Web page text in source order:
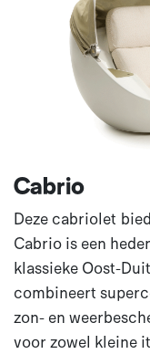
Cabrio
Deze cabriolet
Cabrio is een
klassieke Oost-
combineert
zon- en
voor zowel kleine